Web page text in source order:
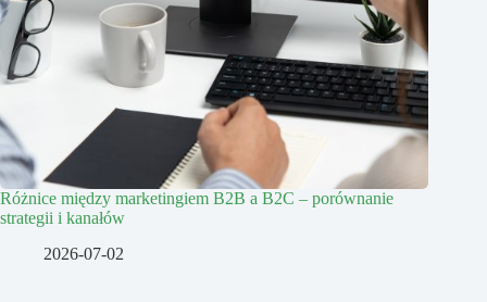
Różnice między marketingiem B2B a B2C – porównanie
strategii i kanałów
2026-07-02